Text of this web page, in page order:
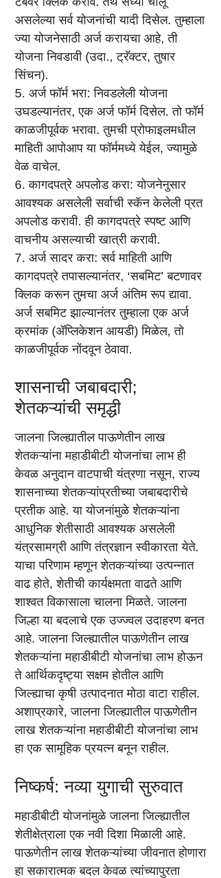
असलेल्या सर्व योजनांची यादी दिसेल. तुम्हाला
ज्या योजनेसाठी अर्ज करायचा आहे, ती
योजना निवडावी (उदा., ट्रॅक्टर, तुषार
सिंचन).
5. अर्ज फॉर्म भरा: निवडलेली योजना
उघडल्यानंतर, एक अर्ज फॉर्म दिसेल. तो फॉर्म
काळजीपूर्वक भरावा. तुमची प्रोफाइलमधील
माहिती आपोआप या फॉर्ममध्ये येईल, ज्यामुळे
वेळ वाचेल.
6. कागदपत्रे अपलोड करा: योजनेनुसार
आवश्यक असलेली सर्वाची स्कॅन केलेली प्रत
अपलोड करावी. ही कागदपत्रे स्पष्ट आणि
वाचनीय असल्याची खात्री करावी.
7. अर्ज सादर करा: सर्व माहिती आणि
कागदपत्रे तपासल्यानंतर, ‘सबमिट’ बटणावर
क्लिक करून तुमचा अर्ज अंतिम रूप द्यावा.
अर्ज सबमिट झाल्यानंतर तुम्हाला एक अर्ज
क्रमांक (ॲप्लिकेशन आयडी) मिळेल, तो
काळजीपूर्वक नोंदवून ठेवावा.
शासनाची जबाबदारी;
शेतकऱ्यांची समृद्धी
जालना जिल्ह्यातील पाऊणेतीन लाख
शेतकऱ्यांना महाडीबीटी योजनांचा लाभ ही
केवळ अनुदान वाटपाची यंत्रणा नसून, राज्य
शासनाच्या शेतकऱ्यांप्रतीच्या जबाबदारीचे
प्रतीक आहे. या योजनांमुळे शेतकऱ्यांना
आधुनिक शेतीसाठी आवश्यक असलेली
यंत्रसामग्री आणि तंत्रज्ञान स्वीकारता येते.
याचा परिणाम म्हणून शेतकऱ्यांच्या उत्पन्नात
वाढ होते, शेतीची कार्यक्षमता वाढते आणि
शाश्वत विकासाला चालना मिळते. जालना
जिल्हा या बदलाचे एक उज्ज्वल उदाहरण बनत
आहे. जालना जिल्ह्यातील पाऊणेतीन लाख
शेतकऱ्यांना महाडीबीटी योजनांचा लाभ होऊन
ते आर्थिकदृष्ट्या सक्षम होतील आणि
जिल्ह्याचा कृषी उत्पादनात मोठा वाटा राहील.
अशाप्रकारे, जालना जिल्ह्यातील पाऊणेतीन
लाख शेतकऱ्यांना महाडीबीटी योजनांचा लाभ
हा एक सामूहिक प्रयत्न बनून राहील.
निष्कर्ष: नव्या युगाची सुरुवात
महाडीबीटी योजनांमुळे जालना जिल्ह्यातील
शेतीक्षेत्राला एक नवी दिशा मिळाली आहे.
पाऊणेतीन लाख शेतकऱ्यांच्या जीवनात होणारा
हा सकारात्मक बदल केवळ त्यांच्यापुरता